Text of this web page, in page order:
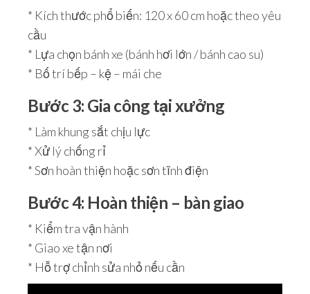
* Kích thước phổ biến: 120 x 60 cm hoặc theo yêu
cầu
* Lựa chọn bánh xe (bánh hơi lớn / bánh cao su)
* Bố trí bếp – kệ – mái che
Bước 3: Gia công tại xưởng
* Làm khung sắt chịu lực
* Xử lý chống rỉ
* Sơn hoàn thiện hoặc sơn tĩnh điện
Bước 4: Hoàn thiện – bàn giao
* Kiểm tra vận hành
* Giao xe tận nơi
* Hỗ trợ chỉnh sửa nhỏ nếu cần